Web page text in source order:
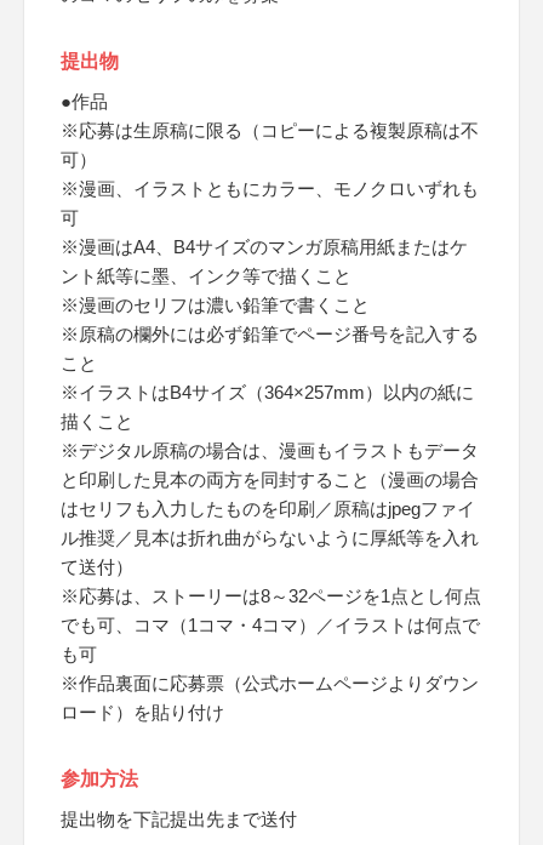
提出物
●作品
※応募は生原稿に限る（コピーによる複製原稿は不
可）
※漫画、イラストともにカラー、モノクロいずれも
可
※漫画はA4、B4サイズのマンガ原稿用紙またはケ
ント紙等に墨、インク等で描くこと
※漫画のセリフは濃い鉛筆で書くこと
※原稿の欄外には必ず鉛筆でページ番号を記入する
こと
※イラストはB4サイズ（364×257mm）以内の紙に
描くこと
※デジタル原稿の場合は、漫画もイラストもデータ
と印刷した見本の両方を同封すること（漫画の場合
はセリフも入力したものを印刷／原稿はjpegファイ
ル推奨／見本は折れ曲がらないように厚紙等を入れ
て送付）
※応募は、ストーリーは8～32ページを1点とし何点
でも可、コマ（1コマ・4コマ）／イラストは何点で
も可
※作品裏面に応募票（公式ホームページよりダウン
ロード）を貼り付け
参加方法
提出物を下記提出先まで送付